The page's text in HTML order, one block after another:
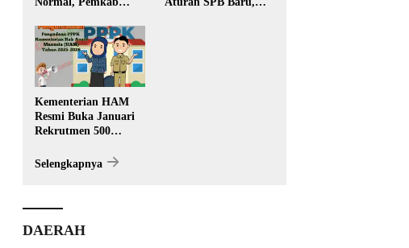
Distribusi Air Bersih
Lancar ke Rumah
Warga
Kementerian HAM
Resmi Buka Januari
Rekrutmen 500
Jabatan
Selengkapnya
DAERAH